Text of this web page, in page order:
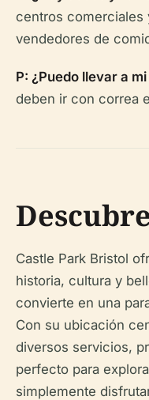
centros comerciales
vendedores de
P: ¿Puedo llevar a
deben ir con correa
Castle Park Bristol
historia, cultura y
convierte en una
Con su ubicación
diversos servicios,
perfecto para
simplemente